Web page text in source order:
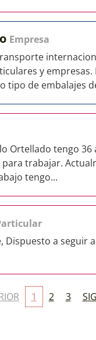
Empresa
y
tipo de embalajes
Ortellado tengo
trabajar.
tengo...
Dispuesto a seguir
1 2 3